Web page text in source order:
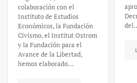
aprobación del Real
Decreto 13/2018, a través
del…
LEER MÁS…